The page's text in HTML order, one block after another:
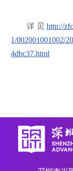
详见 http://
1/002001001002/
4dbc37.html